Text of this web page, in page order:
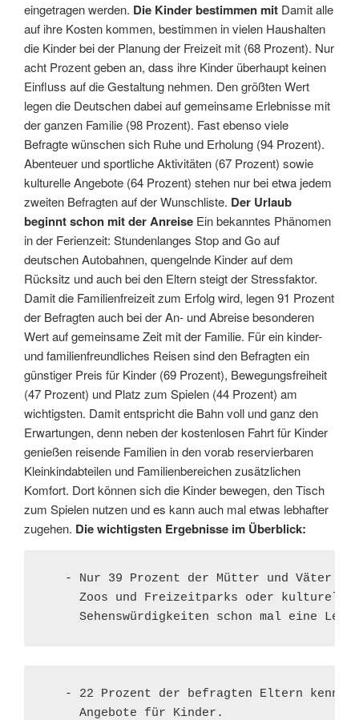
eingetragen werden. Die Kinder bestimmen mit Damit alle
auf ihre Kosten kommen, bestimmen in vielen Haushalten
die Kinder bei der Planung der Freizeit mit (68 Prozent). Nur
acht Prozent geben an, dass ihre Kinder überhaupt keinen
Einfluss auf die Gestaltung nehmen. Den größten Wert
legen die Deutschen dabei auf gemeinsame Erlebnisse mit
der ganzen Familie (98 Prozent). Fast ebenso viele
Befragte wünschen sich Ruhe und Erholung (94 Prozent).
Abenteuer und sportliche Aktivitäten (67 Prozent) sowie
kulturelle Angebote (64 Prozent) stehen nur bei etwa jedem
zweiten Befragten auf der Wunschliste. Der Urlaub
beginnt schon mit der Anreise Ein bekanntes Phänomen
in der Ferienzeit: Stundenlanges Stop and Go auf
deutschen Autobahnen, quengelnde Kinder auf dem
Rücksitz und auch bei den Eltern steigt der Stressfaktor.
Damit die Familienfreizeit zum Erfolg wird, legen 91 Prozent
der Befragten auch bei der An- und Abreise besonderen
Wert auf gemeinsame Zeit mit der Familie. Für ein kinder-
und familienfreundliches Reisen sind den Befragten ein
günstiger Preis für Kinder (69 Prozent), Bewegungsfreiheit
(47 Prozent) und Platz zum Spielen (44 Prozent) am
wichtigsten. Damit entspricht die Bahn voll und ganz den
Erwartungen, denn neben der kostenlosen Fahrt für Kinder
genießen reisende Familien in den vorab reservierbaren
Kleinkindabteilen und Familienbereichen zusätzlichen
Komfort. Dort können sich die Kinder bewegen, den Tisch
zum Spielen nutzen und es kann auch mal etwas lebhafter
zugehen. Die wichtigsten Ergebnisse im Überblick:
- Nur 39 Prozent der Mütter und Väter
Zoos und Freizeitparks oder
Sehenswürdigkeiten schon mal eine
- 22 Prozent der befragten Eltern
     Angebote für Kinder.